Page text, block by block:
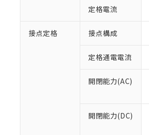
定格電流
接点定格 接点構成
定格通電電流
開閉能力(AC)
開閉能力(DC)